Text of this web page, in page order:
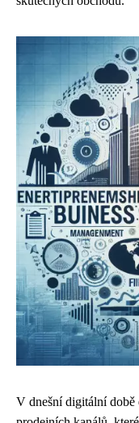
V dnešní digitální době